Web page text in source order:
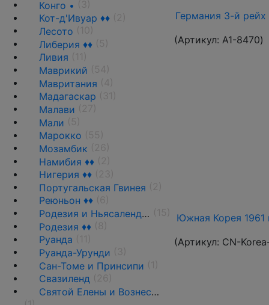
Конго •
Кот-д'Ивуар ♦♦
Лесото
Либерия ♦♦
Ливия
Маврикий
Мавритания
Мадагаскар
Малави
Мали
Марокко
Мозамбик
Намибия ♦♦
Нигерия ♦♦
Португальская Гвинея
Реюньон ♦♦
Родезия и Ньясаленд ♦♦
Родезия ♦♦
Руанда
Руанда-Урунди
Сан-Томе и Принсипи
Свазиленд
Святой Елены и Вознесения о-ва ♦♦
Германия 3-й рейх
(Артикул: A1-8470)
Южная Корея 1961
(Артикул: CN-